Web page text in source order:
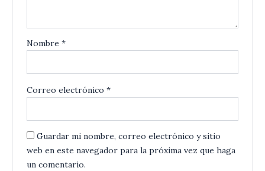
Nombre*
Correo electrónico*
Guardar mi nombre, correo electrónico y sitio
web en este navegador para la próxima vez que haga
un comentario.